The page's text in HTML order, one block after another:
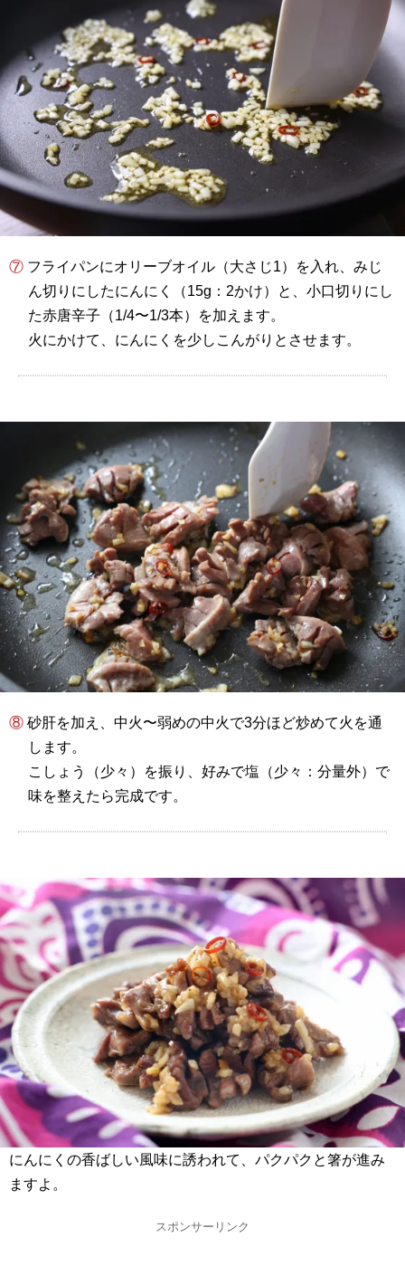
⑦ フライパンにオリーブオイル（大さじ1）を入れ、みじ
ん切りにしたにんにく（15g：2かけ）と、小口切りにし
た赤唐辛子（1/4〜1/3本）を加えます。
火にかけて、にんにくを少しこんがりとさせます。
⑧ 砂肝を加え、中火〜弱めの中火で3分ほど炒めて火を通
します。
こしょう（少々）を振り、好みで塩（少々：分量外）で
味を整えたら完成です。
にんにくの香ばしい風味に誘われて、パクパクと箸が進み
ますよ。
スポンサーリンク